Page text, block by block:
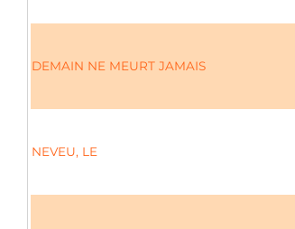
DEMAIN NE MEURT JAMAIS
NEVEU, LE